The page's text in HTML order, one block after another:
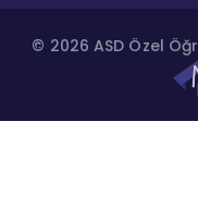
© 2026 ASD Özel